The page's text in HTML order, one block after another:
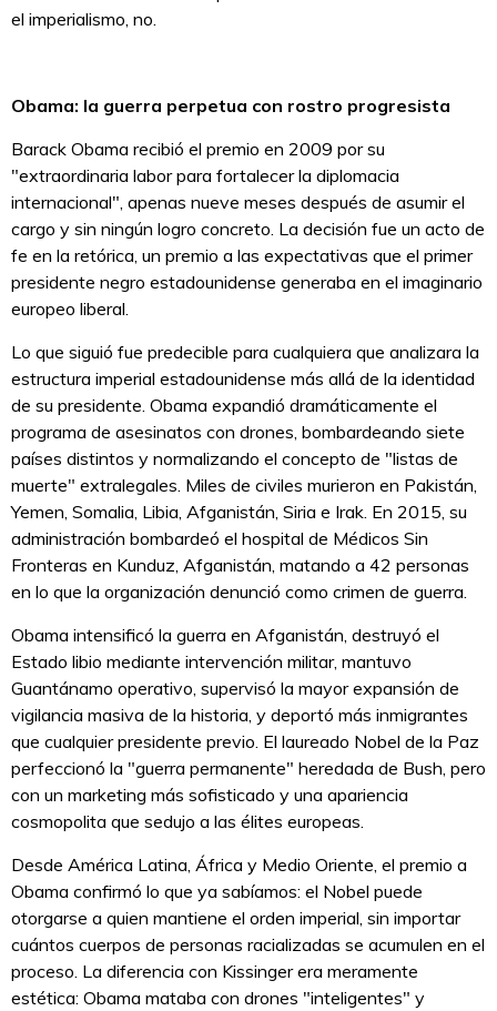
el imperialismo, no.
Obama: la guerra perpetua con rostro progresista
Barack Obama recibió el premio en 2009 por su
"extraordinaria labor para fortalecer la diplomacia
internacional", apenas nueve meses después de asumir el
cargo y sin ningún logro concreto. La decisión fue un acto de
fe en la retórica, un premio a las expectativas que el primer
presidente negro estadounidense generaba en el imaginario
europeo liberal.
Lo que siguió fue predecible para cualquiera que analizara la
estructura imperial estadounidense más allá de la identidad
de su presidente. Obama expandió dramáticamente el
programa de asesinatos con drones, bombardeando siete
países distintos y normalizando el concepto de "listas de
muerte" extralegales. Miles de civiles murieron en Pakistán,
Yemen, Somalia, Libia, Afganistán, Siria e Irak. En 2015, su
administración bombardeó el hospital de Médicos Sin
Fronteras en Kunduz, Afganistán, matando a 42 personas
en lo que la organización denunció como crimen de guerra.
Obama intensificó la guerra en Afganistán, destruyó el
Estado libio mediante intervención militar, mantuvo
Guantánamo operativo, supervisó la mayor expansión de
vigilancia masiva de la historia, y deportó más inmigrantes
que cualquier presidente previo. El laureado Nobel de la Paz
perfeccionó la "guerra permanente" heredada de Bush, pero
con un marketing más sofisticado y una apariencia
cosmopolita que sedujo a las élites europeas.
Desde América Latina, África y Medio Oriente, el premio a
Obama confirmó lo que ya sabíamos: el Nobel puede
otorgarse a quien mantiene el orden imperial, sin importar
cuántos cuerpos de personas racializadas se acumulen en el
proceso. La diferencia con Kissinger era meramente
estética: Obama mataba con drones "inteligentes" y